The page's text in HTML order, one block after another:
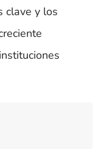
clave y los